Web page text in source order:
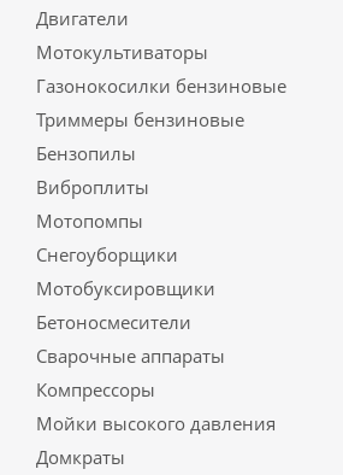
Двигатели
Мотокультиваторы
Газонокосилки бензиновые
Триммеры бензиновые
Бензопилы
Виброплиты
Мотопомпы
Снегоуборщики
Мотобуксировщики
Бетоносмесители
Сварочные аппараты
Компрессоры
Мойки высокого давления
Домкраты